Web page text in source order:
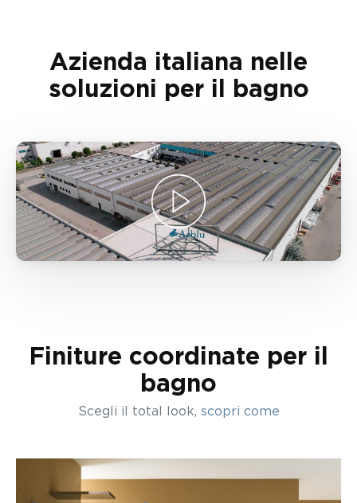
Azienda italiana nelle
soluzioni per il bagno
Finiture coordinate per il
bagno
Scegli il total look, scopri come